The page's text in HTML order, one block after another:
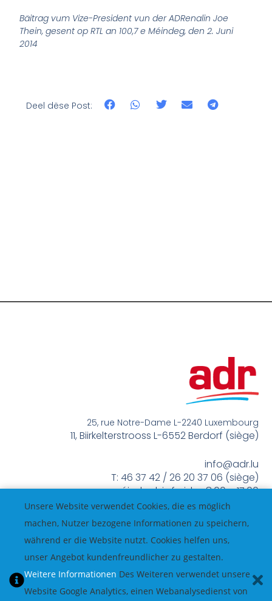
Bäitrag vum Vize-President vun der ADRenalin Joe
Thein, gesent op RTL an 100,7 e Méindeg, den 2. Juni
2014
Deel dëse Post:
25, rue Notre-Dame L-2240 Luxembourg
11, Biirkelterstrooss L-6552 Berdorf (siège)
info@adr.lu
T: 46 37 42 / 26 20 37 06 (siège)
méindes bis freides 8:00 – 17:00
Unsere Website verwendet Cookies, die es möglich
machen, Nutzer bezogene Informationen zu speichern,
während er die Website nutzt. Cookies helfen uns,
unser Angebot kundenfreundlicher zu gestalten.
Weitere Informationen Des Weiteren verwendet unsere
Website Google Analytics, einen Webanalysedienst von